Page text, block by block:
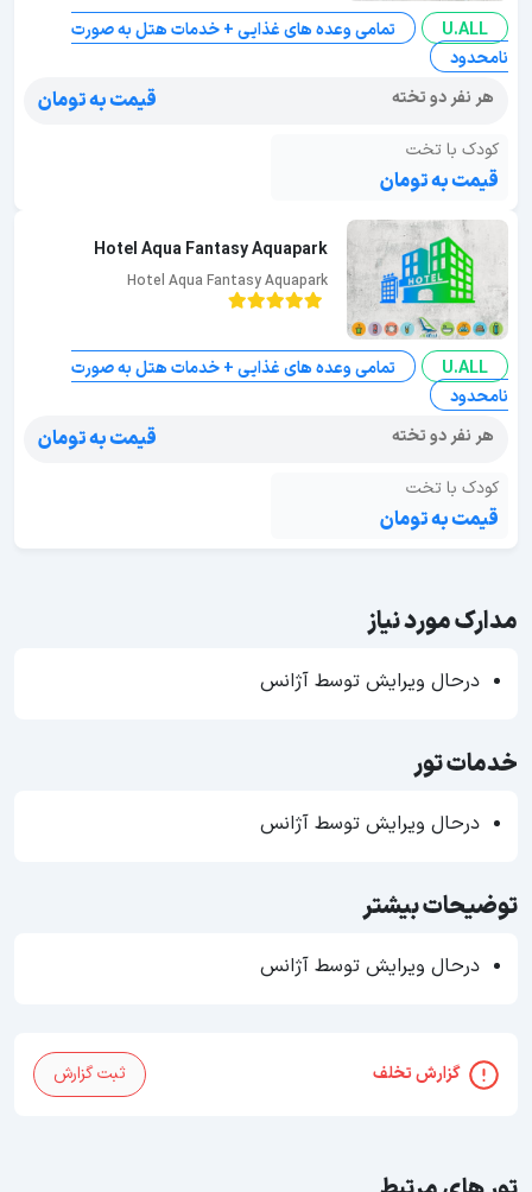
U.ALL
تمامی وعده های غذایی + خدمات هتل به صورت
نامحدود
هر نفر دو تخته
قیمت به تومان
کودک با تخت
قیمت به تومان
Hotel Aqua Fantasy Aquapark
Hotel Aqua Fantasy Aquapark
U.ALL
تمامی وعده های غذایی + خدمات هتل به صورت
نامحدود
هر نفر دو تخته
قیمت به تومان
کودک با تخت
قیمت به تومان
مدارک مورد نیاز
درحال ویرایش توسط آژانس
خدمات تور
درحال ویرایش توسط آژانس
توضیحات بیشتر
درحال ویرایش توسط آژانس
گزارش تخلف ثبت گزارش